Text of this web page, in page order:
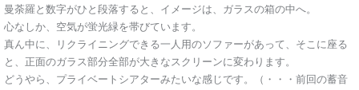
曼荼羅と数字がひと段落すると、イメージは、ガラスの箱の中へ。
心なしか、空気が蛍光緑を帯びています。
真ん中に、リクライニングできる一人用のソファーがあって、そこに座る
と、正面のガラス部分全部が大きなスクリーンに変わります。
どうやら、プライベートシアターみたいな感じです。（・・・前回の蓄音